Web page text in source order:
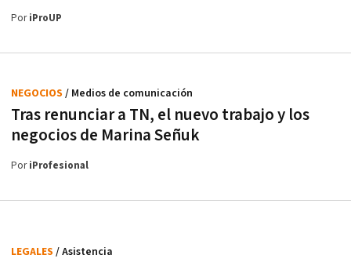
PoriProUP
Tras renunciar a TN, el nuevo trabajo y los
negocios de Marina Señuk
NEGOCIOS / Medios de comunicación
PoriProfesional
LEGALES / Asistencia